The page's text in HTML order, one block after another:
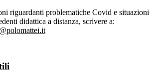
riguardanti problematiche Covid e situazioni
didattica a distanza, scrivere a: